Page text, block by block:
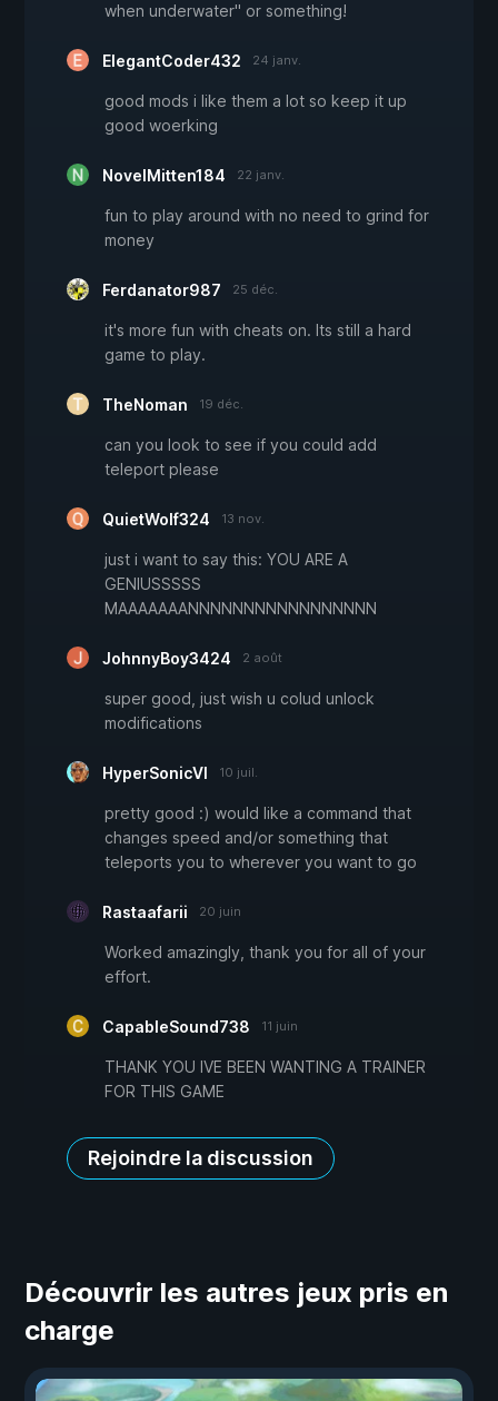
when underwater" or something!
ElegantCoder432 24 janv.
good mods i like them a lot so keep it up
good woerking
NovelMitten184 22 janv.
fun to play around with no need to grind for
money
Ferdanator987 25 déc.
it's more fun with cheats on. Its still a hard
game to play.
TheNoman 19 déc.
can you look to see if you could add
teleport please
QuietWolf324 13 nov.
just i want to say this: YOU ARE A
GENIUSSSSS
MAAAAAAANNNNNNNNNNNNNNNNN
JohnnyBoy3424 2 août
super good, just wish u colud unlock
modifications
HyperSonicVI 10 juil.
pretty good :) would like a command that
changes speed and/or something that
teleports you to wherever you want to go
Rastaafarii 20 juin
Worked amazingly, thank you for all of your
effort.
CapableSound738 11 juin
THANK YOU IVE BEEN WANTING A TRAINER
FOR THIS GAME
Rejoindre la discussion
Découvrir les autres jeux pris en
charge